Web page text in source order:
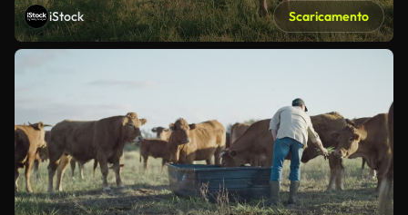
iStock Scaricamento